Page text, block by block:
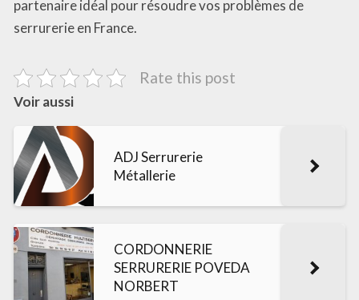
partenaire idéal pour résoudre vos problèmes de
serrurerie en France.
Rate this post
Voir aussi
ADJ Serrurerie
Métallerie
CORDONNERIE
SERRURERIE POVEDA
NORBERT